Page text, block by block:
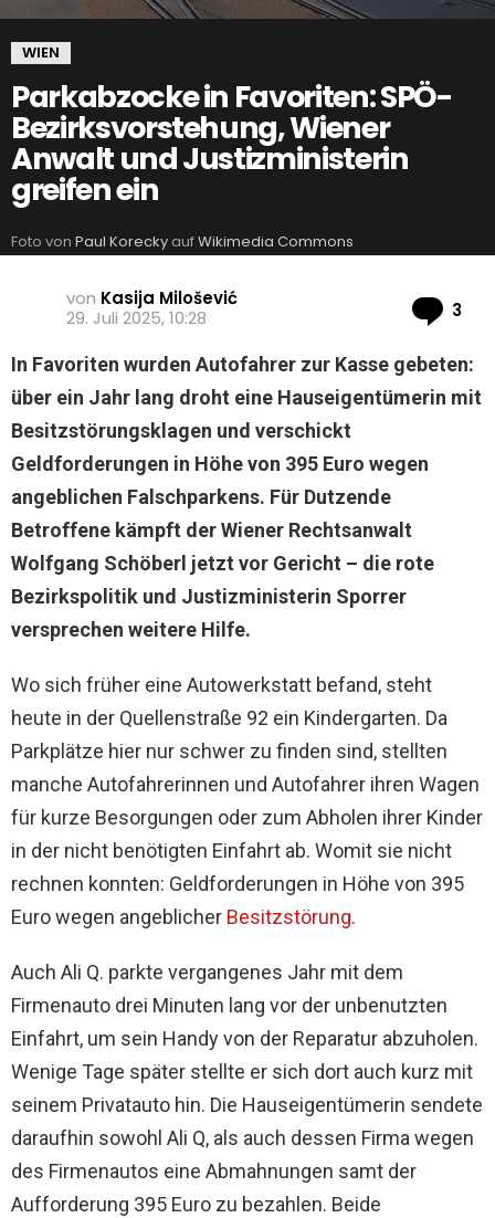
WIEN
Parkabzocke in Favoriten: SPÖ-
Bezirksvorstehung, Wiener
Anwalt und Justizministerin
greifen ein
Foto von Paul Korecky aufWikimedia Commons
von Kasija Milošević
29. Juli 2025, 10:28
3
In Favoriten wurden Autofahrer zur Kasse gebeten:
über ein Jahr lang droht eine Hauseigentümerin mit
Besitzstörungsklagen und verschickt
Geldforderungen in Höhe von 395 Euro wegen
angeblichen Falschparkens. Für Dutzende
Betroffene kämpft der Wiener Rechtsanwalt
Wolfgang Schöberl jetzt vor Gericht – die rote
Bezirkspolitik und Justizministerin Sporrer
versprechen weitere Hilfe.
Wo sich früher eine Autowerkstatt befand, steht
heute in der Quellenstraße 92 ein Kindergarten. Da
Parkplätze hier nur schwer zu finden sind, stellten
manche Autofahrerinnen und Autofahrer ihren Wagen
für kurze Besorgungen oder zum Abholen ihrer Kinder
in der nicht benötigten Einfahrt ab. Womit sie nicht
rechnen konnten: Geldforderungen in Höhe von 395
Euro wegen angeblicher Besitzstörung.
Auch Ali Q. parkte vergangenes Jahr mit dem
Firmenauto drei Minuten lang vor der unbenutzten
Einfahrt, um sein Handy von der Reparatur abzuholen.
Wenige Tage später stellte er sich dort auch kurz mit
seinem Privatauto hin. Die Hauseigentümerin sendete
daraufhin sowohl Ali Q, als auch dessen Firma wegen
des Firmenautos eine Abmahnungen samt der
Aufforderung 395 Euro zu bezahlen. Beide